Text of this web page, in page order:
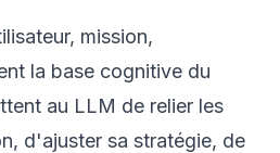
mission,
la base cognitive du
au LLM de relier les
d'ajuster sa stratégie, de